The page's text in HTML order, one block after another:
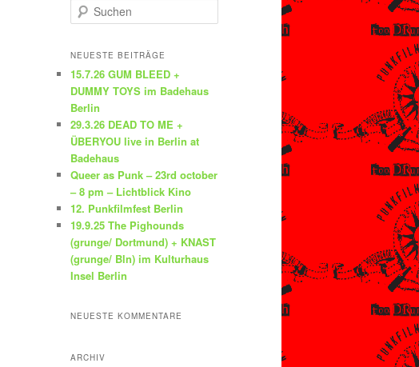
u
h
n
NEUESTE BEITRÄGE
15.7.26 GUM BLEED +
DUMMY TOYS im Badehaus
Berlin
29.3.26 DEAD TO ME +
ÜBERYOU live in Berlin at
Badehaus
Queer as Punk – 23rd october
– 8 pm – Lichtblick Kino
12. Punkfilmfest Berlin
19.9.25 The Pighounds
(grunge/ Dortmund) + KNAST
(grunge/ Bln) im Kulturhaus
Insel Berlin
NEUESTE KOMMENTARE
ARCHIV